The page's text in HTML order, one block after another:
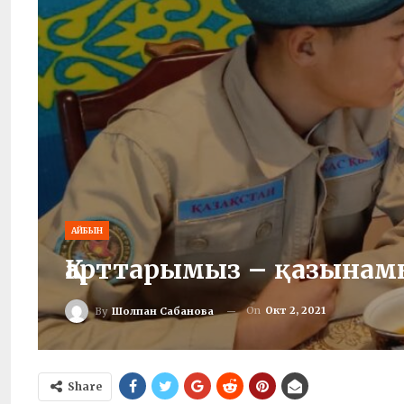
АЙБЫН
Қарттарымыз –
By Шолпан Сабанова On Окт 2, 2021
Share